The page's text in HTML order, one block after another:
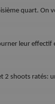
quart. On
leur effectif
2 shoots ratés: